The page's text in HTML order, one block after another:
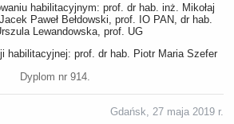
habilitacyjnym: prof. dr hab. inż. Mikołaj
Paweł Bełdowski, prof. IO PAN, dr hab.
Lewandowska, prof. UG
habilitacyjnej: prof. dr hab. Piotr Maria Szefer
Dyplom nr 914.
Gdańsk, 27 maja 2019 r.